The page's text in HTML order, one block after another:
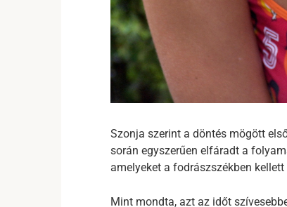
Szonja szerint a döntés mögött
során egyszerűen elfáradt a
amelyeket a fodrászszékben kellett
Mint mondta, azt az időt